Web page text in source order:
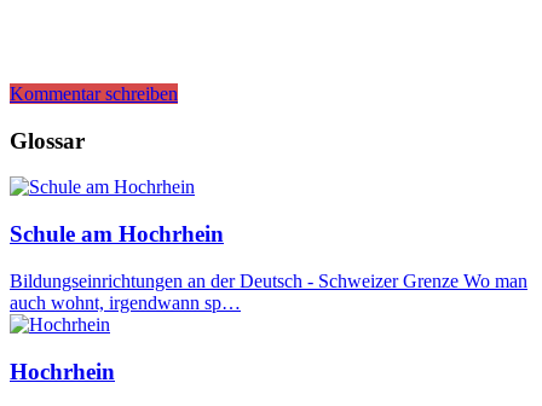
Kommentar schreiben
Glossar
Schule am Hochrhein
Bildungseinrichtungen an der Deutsch - Schweizer Grenze Wo man
auch wohnt, irgendwann sp…
Hochrhein